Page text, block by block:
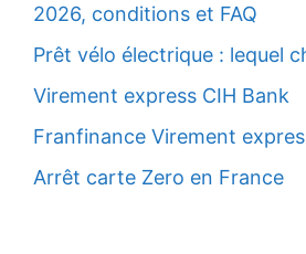
2026, conditions et FAQ
Prêt vélo électrique : lequel
Virement express CIH Bank
Franfinance Virement
Arrêt carte Zero en France